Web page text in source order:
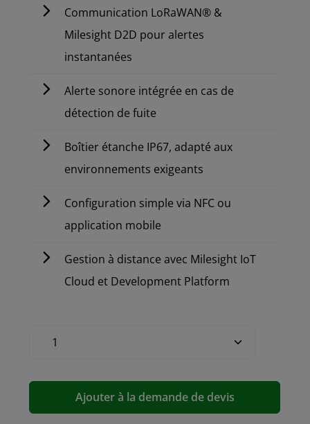
Communication LoRaWAN® &
Milesight D2D pour alertes
instantanées
Alerte sonore intégrée en cas de
détection de fuite
Boîtier étanche IP67, adapté aux
environnements exigeants
Configuration simple via NFC ou
application mobile
Gestion à distance avec Milesight IoT
Cloud et Development Platform
Ajouter à la demande de devis